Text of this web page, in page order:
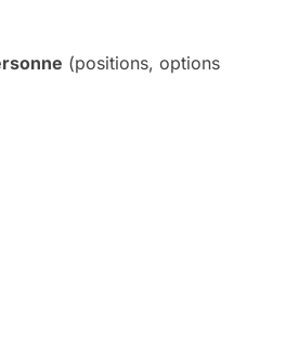
(positions, options